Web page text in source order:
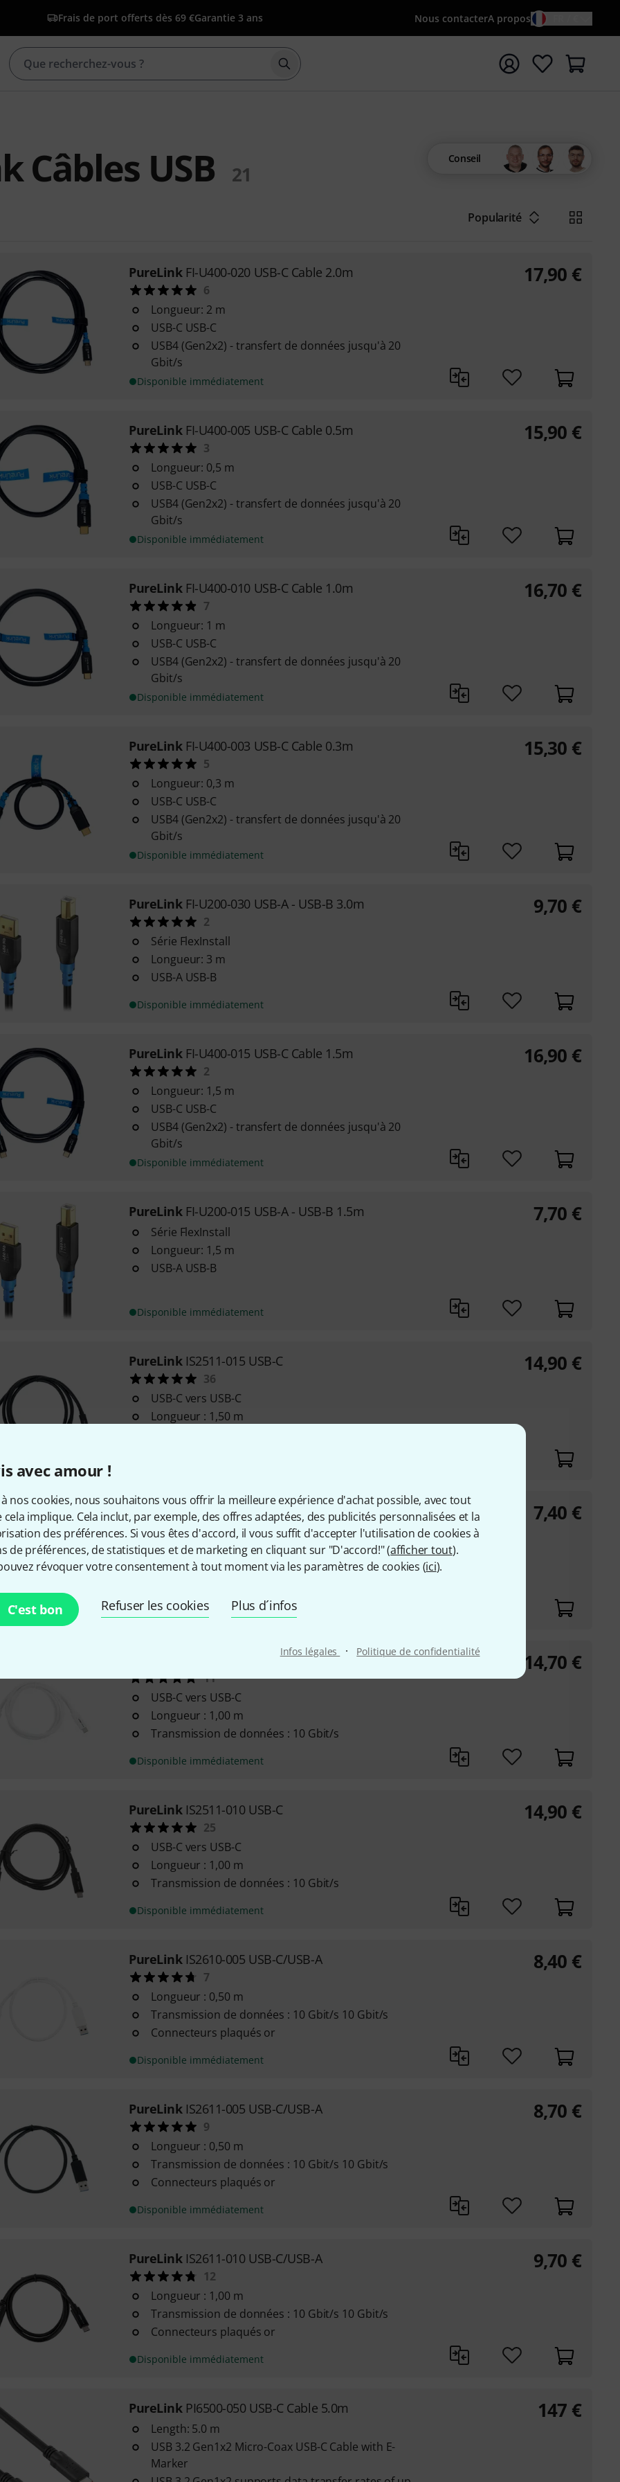
avec amour !
nos cookies, nous souhaitons vous offrir la meilleure expérience d'achat possible, avec tout
cela implique. Cela inclut, par exemple, des offres adaptées, des publicités personnalisées et la
des préférences. Si vous êtes d'accord, il vous suffit d'accepter l'utilisation de cookies à
de préférences, de statistiques et de marketing en cliquant sur "D'accord!" (afficher tout).
révoquer votre consentement à tout moment via les paramètres de cookies (ici).
C'est bon Refuser les cookies Plus d´infos
Infos légales · Politique de confidentialité
Frais de port offerts dès 69 €Garantie 3 ans Nous contacterA propos
Démarrer la recherche avec le terme de recherche
Câbles USB 21
Conseil
Popularité
PureLink FI-U400-020 USB-C Cable 2.0m
6
Longueur: 2 m
USB-C USB-C
USB4 (Gen2x2) - transfert de données jusqu'à 20
Gbit/s
Disponible immédiatement
17,90 €
PureLink FI-U400-005 USB-C Cable 0.5m
3
Longueur: 0,5 m
USB-C USB-C
USB4 (Gen2x2) - transfert de données jusqu'à 20
Gbit/s
Disponible immédiatement
15,90 €
PureLink FI-U400-010 USB-C Cable 1.0m
7
Longueur: 1 m
USB-C USB-C
USB4 (Gen2x2) - transfert de données jusqu'à 20
Gbit/s
Disponible immédiatement
16,70 €
PureLink FI-U400-003 USB-C Cable 0.3m
5
Longueur: 0,3 m
USB-C USB-C
USB4 (Gen2x2) - transfert de données jusqu'à 20
Gbit/s
Disponible immédiatement
15,30 €
PureLink FI-U200-030 USB-A - USB-B 3.0m
2
Série FlexInstall
Longueur: 3 m
USB-A USB-B
Disponible immédiatement
9,70 €
PureLink FI-U400-015 USB-C Cable 1.5m
2
Longueur: 1,5 m
USB-C USB-C
USB4 (Gen2x2) - transfert de données jusqu'à 20
Gbit/s
Disponible immédiatement
16,90 €
PureLink FI-U200-015 USB-A - USB-B 1.5m
Série FlexInstall
Longueur: 1,5 m
USB-A USB-B
Disponible immédiatement
7,70 €
PureLink IS2511-015 USB-C
36
USB-C vers USB-C
Longueur : 1,50 m
14,90 €
PureLinkFI-U200-010 USB-A - USB-B 1.0m
1
Série FlexInstall
Longueur: 1 m
Disponible immédiatement
7,40 €
IS2510-010 USB-C
11
USB-C vers USB-C
Longueur : 1,00 m
Transmission de données : 10 Gbit/s
Disponible immédiatement
14,70 €
PureLink IS2511-010 USB-C
25
USB-C vers USB-C
Longueur : 1,00 m
Transmission de données : 10 Gbit/s
Disponible immédiatement
14,90 €
PureLink IS2610-005 USB-C/USB-A
7
Longueur : 0,50 m
Transmission de données : 10 Gbit/s 10 Gbit/s
Connecteurs plaqués or
Disponible immédiatement
8,40 €
PureLink IS2611-005 USB-C/USB-A
9
Longueur : 0,50 m
Transmission de données : 10 Gbit/s 10 Gbit/s
Connecteurs plaqués or
Disponible immédiatement
8,70 €
PureLink IS2611-010 USB-C/USB-A
12
Longueur : 1,00 m
Transmission de données : 10 Gbit/s 10 Gbit/s
Connecteurs plaqués or
Disponible immédiatement
9,70 €
PureLink PI6500-050 USB-C Cable 5.0m
Length: 5.0 m
USB 3.2 Gen1x2 Micro-Coax USB-C Cable with E-
Marker
147 €